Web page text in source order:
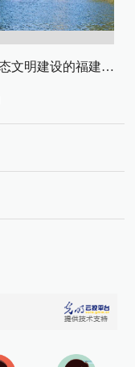
数字生态文明建设的福建路径与启示